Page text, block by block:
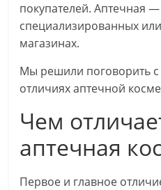
покупателей. Аптечная —
специализированных
магазинах.
Мы решили поговорить
отличиях аптечной
Чем
аптечная
Первое и главное